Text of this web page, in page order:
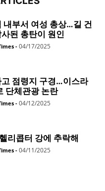
내부서 여성 총상…길 건
된 총탄이 원인
- 04/17/2025
점령지 구경…이스라
단체관광 논란
- 04/12/2025
리콥터 강에 추락해
- 04/11/2025